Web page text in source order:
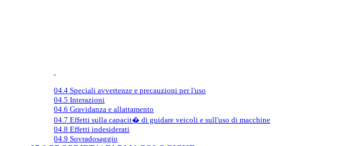
04.4 Speciali avvertenze e precauzioni per l'uso
04.5 Interazioni
04.6 Gravidanza e allattamento
04.7 Effetti sulla capacit� di guidare veicoli e sull'uso di macchine
04.8 Effetti indesiderati
04.9 Sovradosaggio